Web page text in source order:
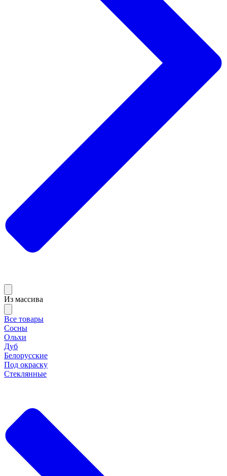
Из массива
Все товары
Сосны
Ольхи
Дуб
Белорусские
Под окраску
Стеклянные